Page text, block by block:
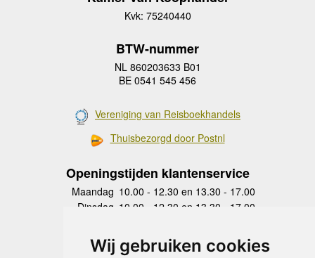
Wij gebruiken cookies
Kvk: 75240440
BTW-nummer
NL 860203633 B01
BE 0541 545 456
Vereniging van Reisboekhandels
Thuisbezorgd door Postnl
Openingstijden klantenservice
Maandag 10.00 - 12.30 en 13.30 - 17.00
Dinsdag 10.00 - 12.30 en 13.30 - 17.00
Donderdag
10.00 - 12.30 en 13.30 - 17.00
Vrijdag 10.00 - 12.30 en 13.30 - 17.00